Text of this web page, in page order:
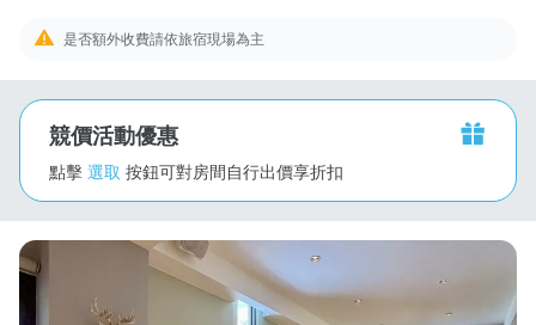
是否額外收費請依旅宿現場為主
競價活動優惠
點擊 選取 按鈕可對房間自行出價享折扣